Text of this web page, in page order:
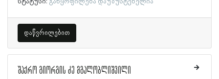
დაწვრილებით
შაქრო გიორგის ძე მგალობლიშვილი